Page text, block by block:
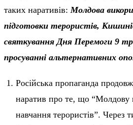
таких наративів:Молдова
підготовки терористів,
святкування Дня Перемоги 9
просуванні альтернативних
Російська пропаганда
наратив про те, що “Молдову
навчання терористів”. Через